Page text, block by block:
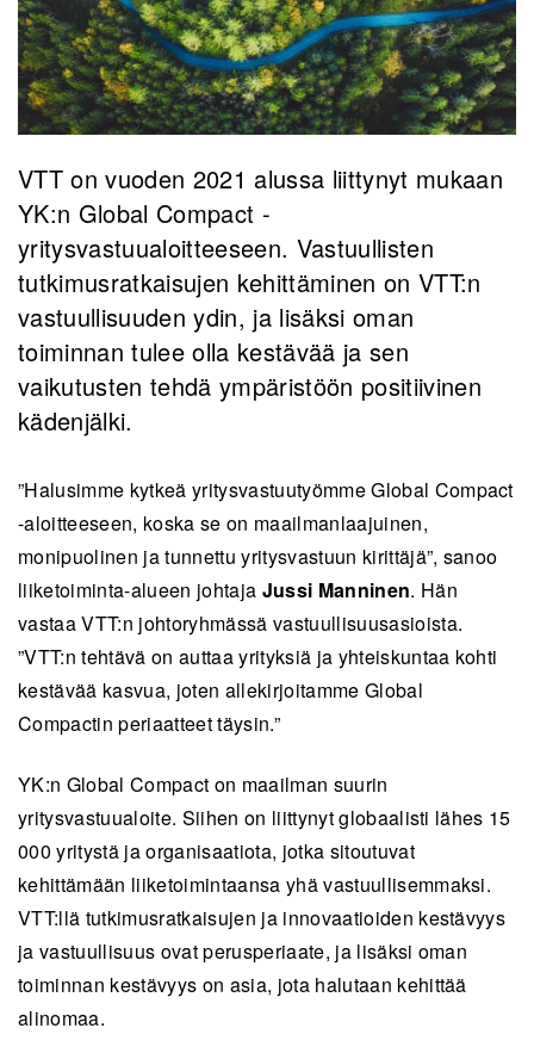
VTT on vuoden 2021 alussa liittynyt mukaan
YK:n Global Compact -
yritysvastuualoitteeseen. Vastuullisten
tutkimusratkaisujen kehittäminen on VTT:n
vastuullisuuden ydin, ja lisäksi oman
toiminnan tulee olla kestävää ja sen
vaikutusten tehdä ympäristöön positiivinen
kädenjälki.
”Halusimme kytkeä yritysvastuutyömme Global Compact
-aloitteeseen, koska se on maailmanlaajuinen,
monipuolinen ja tunnettu yritysvastuun kirittäjä”, sanoo
liiketoiminta-alueen johtaja Jussi Manninen. Hän
vastaa VTT:n johtoryhmässä vastuullisuusasioista.
”VTT:n tehtävä on auttaa yrityksiä ja yhteiskuntaa kohti
kestävää kasvua, joten allekirjoitamme Global
Compactin periaatteet täysin.”
YK:n Global Compact on maailman suurin
yritysvastuualoite. Siihen on liittynyt globaalisti lähes 15
000 yritystä ja organisaatiota, jotka sitoutuvat
kehittämään liiketoimintaansa yhä vastuullisemmaksi.
VTT:llä tutkimusratkaisujen ja innovaatioiden kestävyys
ja vastuullisuus ovat perusperiaate, ja lisäksi oman
toiminnan kestävyys on asia, jota halutaan kehittää
alinomaa.